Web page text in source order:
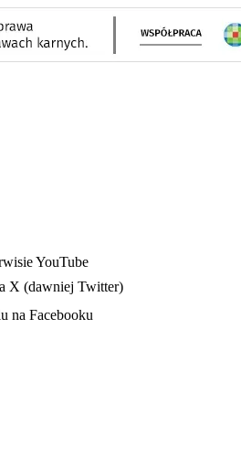
YouTube
X (dawniej Twitter)
na Facebooku